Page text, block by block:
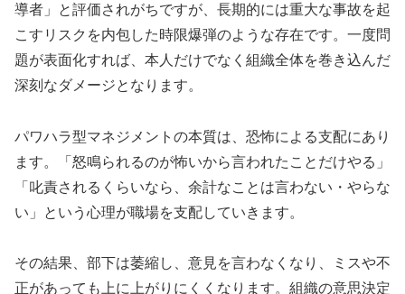
導者」と評価されがちですが、長期的には重大な事故を起
こすリスクを内包した時限爆弾のような存在です。一度問
題が表面化すれば、本人だけでなく組織全体を巻き込んだ
深刻なダメージとなります。
パワハラ型マネジメントの本質は、恐怖による支配にあり
ます。「怒鳴られるのが怖いから言われたことだけやる」
「叱責されるくらいなら、余計なことは言わない・やらな
い」という心理が職場を支配していきます。
その結果、部下は萎縮し、意見を言わなくなり、ミスや不
正があっても上に上がりにくくなります。組織の意思決定